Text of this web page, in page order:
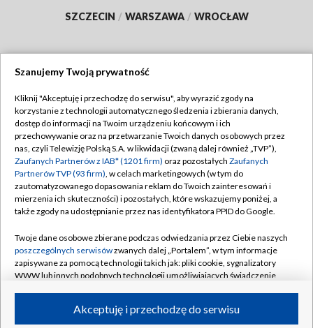
SZCZECIN / WARSZAWA / WROCŁAW
TVP
Abonament TVP
Emisja w TVP
Centrum informacji TVP
Naziemna Telewizja Cyfrowa
Rada Programowa
System NOS
Informacje o nadawcy
Program dla prasy
Regulamin TVP
Polityka prywatności
Moje zgody
Pomoc
Kontakt
Kanały
Szanujemy Twoją prywatność
Kliknij "Akceptuję i przechodzę do serwisu", aby wyrazić zgody na
korzystanie z technologii automatycznego śledzenia i zbierania danych,
dostęp do informacji na Twoim urządzeniu końcowym i ich
przechowywanie oraz na przetwarzanie Twoich danych osobowych przez
nas, czyli Telewizję Polską S.A. w likwidacji (zwaną dalej również „TVP”),
Zaufanych Partnerów z IAB* (1201 firm) oraz pozostałych Zaufanych
Partnerów TVP (93 firm), w celach marketingowych (w tym do
zautomatyzowanego dopasowania reklam do Twoich zainteresowań i
mierzenia ich skuteczności) i pozostałych, które wskazujemy poniżej, a
także zgody na udostępnianie przez nas identyfikatora PPID do Google.
Twoje dane osobowe zbierane podczas odwiedzania przez Ciebie naszych
poszczególnych serwisówzwanych dalej „Portalem”, w tym informacje
zapisywane za pomocą technologii takich jak: pliki cookie, sygnalizatory
WWW lub innych podobnych technologii umożliwiających świadczenie
ruchu w Internecie.Akceptuję i przechodzę do serwisu